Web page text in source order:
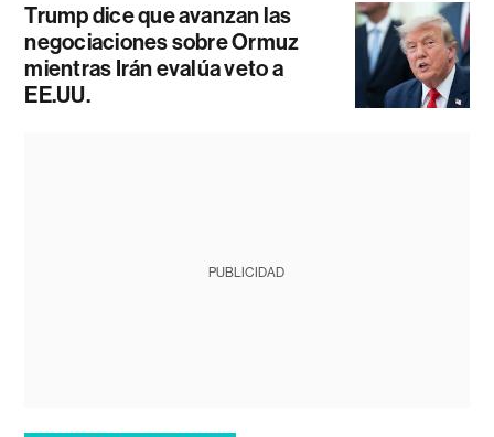
Trump dice que avanzan las
negociaciones sobre Ormuz
mientras Irán evalúa veto a
EE.UU.
PUBLICIDAD